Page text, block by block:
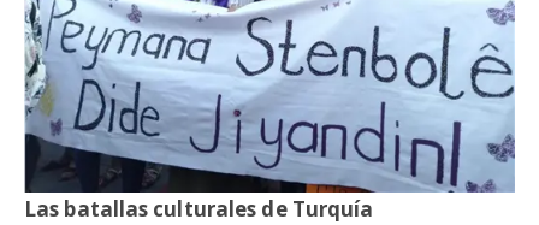
Las batallas culturales de Turquía